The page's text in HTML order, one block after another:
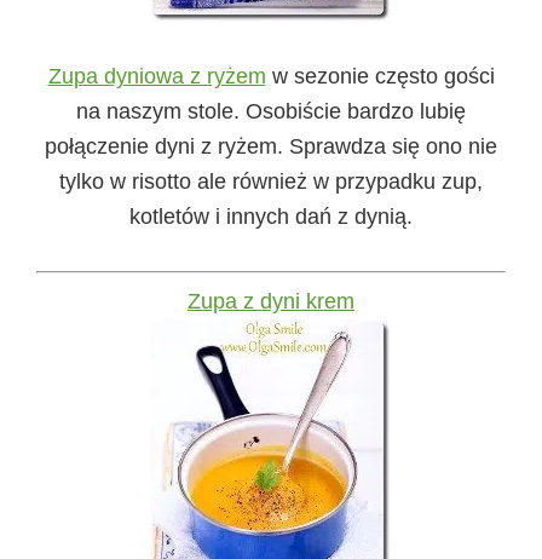
Zupa dyniowa z ryżem w sezonie często gości
na naszym stole. Osobiście bardzo lubię
połączenie dyni z ryżem. Sprawdza się ono nie
tylko w risotto ale również w przypadku zup,
kotletów i innych dań z dynią.
Zupa z dyni krem